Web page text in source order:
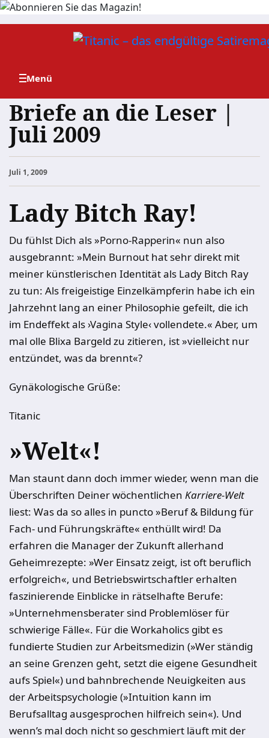
Zum
Briefe an die Leser |
Juli 2009
Juli 1, 2009
Lady Bitch Ray!
Du fühlst Dich als »Porno-Rapperin« nun also
ausgebrannt: »Mein Burnout hat sehr direkt mit
meiner künstlerischen Identität als Lady Bitch Ray
zu tun: Als freigeistige Einzelkämpferin habe ich ein
Jahrzehnt lang an einer Philosophie gefeilt, die ich
im Endeffekt als ›Vagina Style‹ vollendete.« Aber, um
mal olle Blixa Bargeld zu zitieren, ist »vielleicht nur
entzündet, was da brennt«?
Gynäkologische Grüße:
Titanic
»Welt«!
Man staunt dann doch immer wieder, wenn man die
Überschriften Deiner wöchentlichen Karriere-Welt
liest: Was da so alles in puncto »Beruf & Bildung für
Fach- und Führungskräfte« enthüllt wird! Da
erfahren die Manager der Zukunft allerhand
Geheimrezepte: »Wer Einsatz zeigt, ist oft beruflich
erfolgreich«, und Betriebswirtschaftler erhalten
faszinierende Einblicke in rätselhafte Berufe:
»Unternehmensberater sind Problemlöser für
schwierige Fälle«. Für die Workaholics gibt es
fundierte Studien zur Arbeitsmedizin (»Wer ständig
an seine Grenzen geht, setzt die eigene Gesundheit
aufs Spiel«) und bahnbrechende Neuigkeiten aus
der Arbeitspsychologie (»Intuition kann im
Berufsalltag ausgesprochen hilfreich sein«). Und
wenn’s mal doch nicht so geschmiert läuft mit der